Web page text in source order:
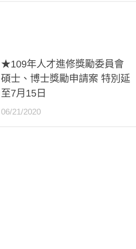
★109年人才進修獎勵委員會
碩士、博士獎勵申請案 特別延
至7月15日
06/21/2020